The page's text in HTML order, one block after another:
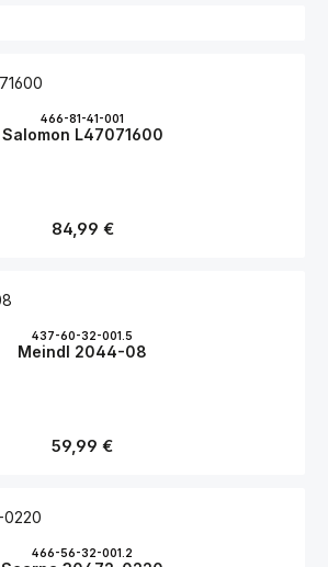
466-81-41-001
Salomon L47071600
Regulärer Preis:
84,99 €
437-60-32-001.5
Meindl 2044-08
Regulärer Preis:
59,99 €
466-56-32-001.2